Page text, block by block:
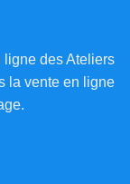
ligne des Ateliers
la vente en ligne